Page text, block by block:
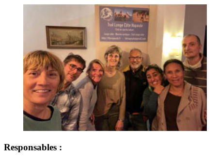
Responsables :